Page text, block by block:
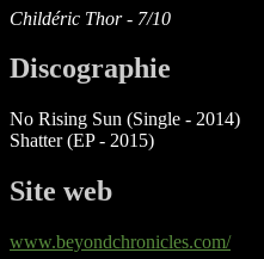
Childéric Thor - 7/10
Discographie
No Rising Sun (Single - 2014)
Shatter (EP - 2015)
Site web
www.beyondchronicles.com/